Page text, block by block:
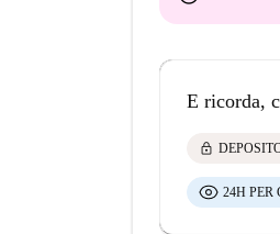
E ricorda,
lock
24H PER